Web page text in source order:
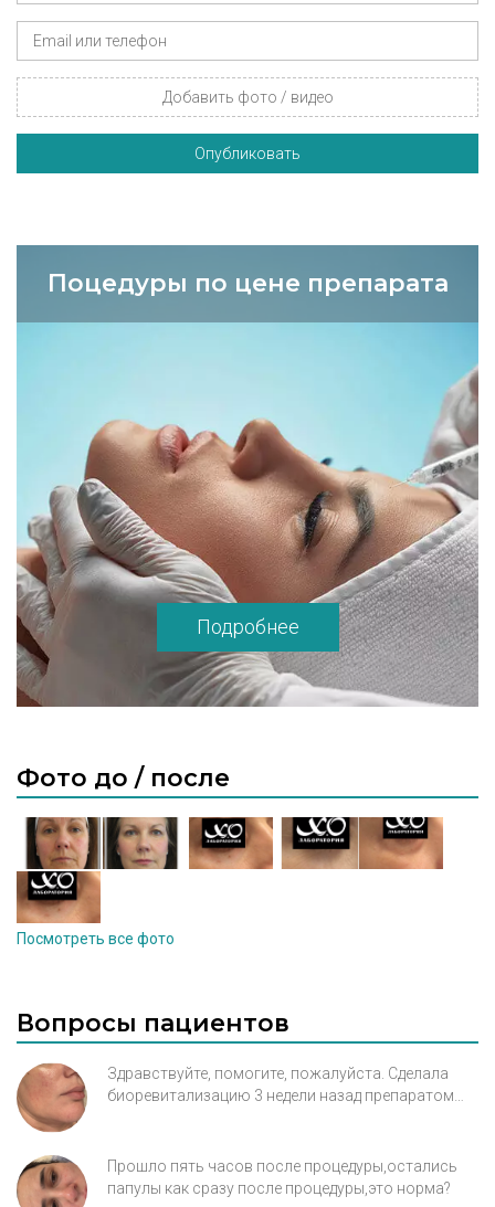
Добавить фото / видео
Опубликовать
Поцедуры по цене препарата
Подробнее
Фото до / после
Посмотреть все фото
Вопросы пациентов
Здравствуйте, помогите, пожалуйста. Сделала
биоревитализацию 3 недели назад препаратом
день после процедуры цетрин 2 дня, мажу крем-
бепантен, но улучшений нет. Спасибо.
Прошло пять часов после процедуры,остались
папулы как сразу после процедуры,это норма?